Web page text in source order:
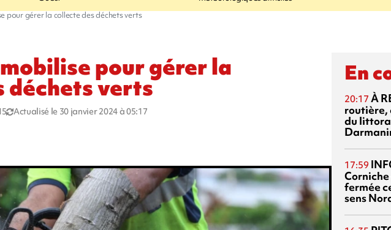
pour gérer la collecte des déchets verts
pour gérer la
déchets verts
Actualisé le 30 janvier 2024 à 05:17
En
20:17 À
routière,
du
17:59
fermée
sens